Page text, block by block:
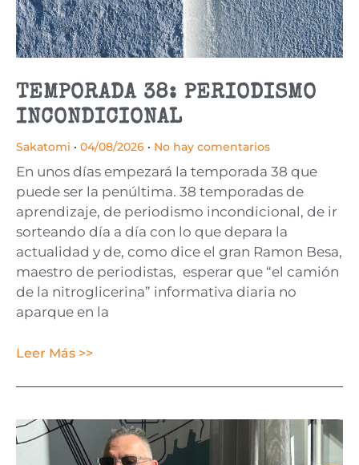
TEMPORADA 38: PERIODISMO
INCONDICIONAL
Sakatomi 04/08/2026 No hay comentarios
En unos días empezará la temporada 38 que
puede ser la penúltima. 38 temporadas de
aprendizaje, de periodismo incondicional, de ir
sorteando día a día con lo que depara la
actualidad y de, como dice el gran Ramon Besa,
maestro de periodistas, esperar que “el camión
de la nitroglicerina” informativa diaria no
aparque en la
Leer Más >>